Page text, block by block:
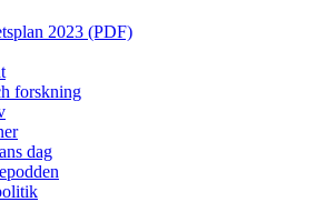
2023 (PDF)
forskning
dag